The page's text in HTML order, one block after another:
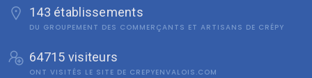
143 établissements
DU GROUPEMENT DES COMMERÇANTS ET ARTISANS DE CRÉPY
64715 visiteurs
ONT VISITÉS LE SITE DE CREPYENVALOIS.COM